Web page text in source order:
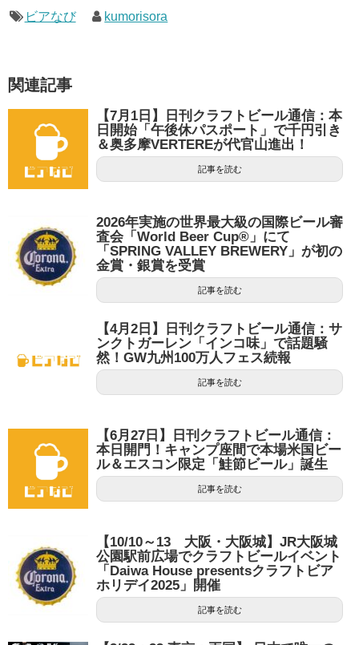
ビアなび kumorisora
関連記事
【7月1日】日刊クラフトビール通信：本
日開始「午後休パスポート」で千円引き
＆奥多摩VERTEREが代官山進出！
記事を読む
2026年実施の世界最大級の国際ビール審
査会「World Beer Cup®」にて
「SPRING VALLEY BREWERY」が初の
金賞・銀賞を受賞
記事を読む
【4月2日】日刊クラフトビール通信：サ
ンクトガーレン「インコ味」で話題騒
然！GW九州100万人フェス続報
記事を読む
【6月27日】日刊クラフトビール通信：
本日開門！キャンプ座間で本場米国ビー
ル＆エスコン限定「鮭節ビール」誕生
記事を読む
【10/10～13 大阪・大阪城】JR大阪城
公園駅前広場でクラフトビールイベント
「Daiwa House presentsクラフトビア
ホリデイ2025」開催
記事を読む